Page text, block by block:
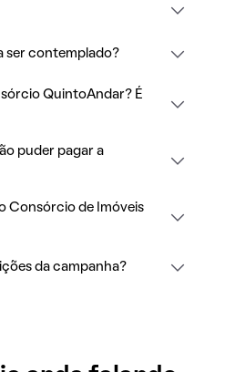
ser contemplado?
QuintoAndar? É
puder pagar a
Consórcio de Imóveis
da campanha?